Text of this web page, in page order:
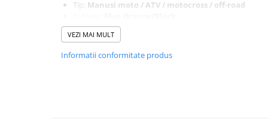
Tip: Manusi moto / ATV / motocross / off-road
Marime:MD
Protectie:Insertii D3O pentru absorbtia socurilor
Constructie:
Ergonomica pentru control si
Material:Respirabil si rezistent pentru confort
VEZI MAI MULT
Informatii conformitate produs